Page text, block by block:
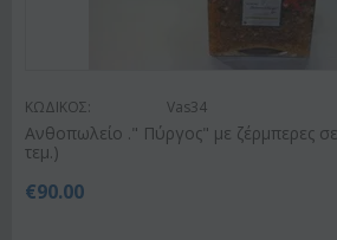
ΚΩΔΙΚΟΣ: Vas34
Ανθοπωλείο ." Πύργος" με ζέρμπερες
τεμ.)
€90.00